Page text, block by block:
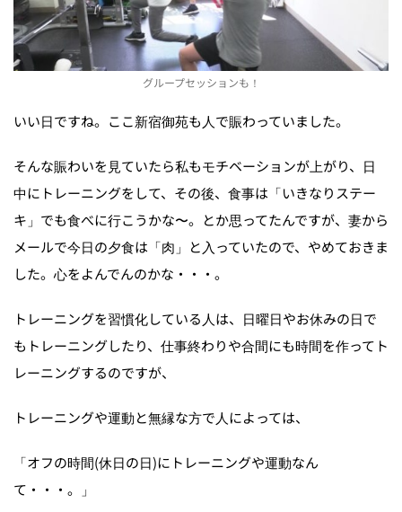
グループセッションも！
いい日ですね。ここ新宿御苑も人で賑わっていました。
そんな賑わいを見ていたら私もモチベーションが上がり、日
中にトレーニングをして、その後、食事は「いきなりステー
キ」でも食べに行こうかな〜。とか思ってたんですが、妻から
メールで今日の夕食は「肉」と入っていたので、やめておきま
した。心をよんでんのかな・・・。
トレーニングを習慣化している人は、日曜日やお休みの日で
もトレーニングしたり、仕事終わりや合間にも時間を作ってト
レーニングするのですが、
トレーニングや運動と無縁な方で人によっては、
「オフの時間(休日の日)にトレーニングや運動なん
て・・・。」